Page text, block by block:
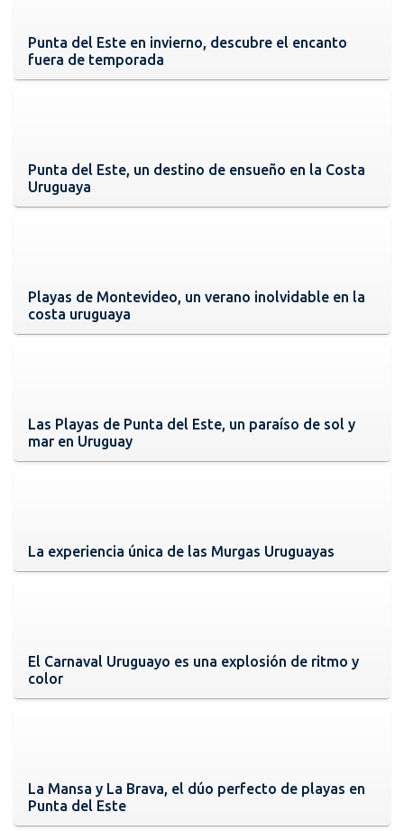
Punta del Este en invierno, descubre el encanto
fuera de temporada
Punta del Este, un destino de ensueño en la Costa
Uruguaya
Playas de Montevideo, un verano inolvidable en la
costa uruguaya
Las Playas de Punta del Este, un paraíso de sol y
mar en Uruguay
La experiencia única de las Murgas Uruguayas
El Carnaval Uruguayo es una explosión de ritmo y
color
La Mansa y La Brava, el dúo perfecto de playas en
Punta del Este